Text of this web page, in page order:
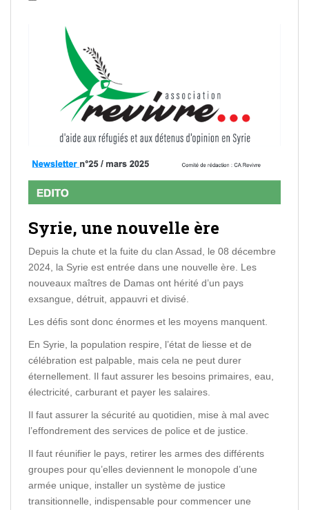
Syrie, une nouvelle ère
Depuis la chute et la fuite du clan Assad, le 08 décembre
2024, la Syrie est entrée dans une nouvelle ère. Les
nouveaux maîtres de Damas ont hérité d’un pays
exsangue, détruit, appauvri et divisé.
Les défis sont donc énormes et les moyens manquent.
En Syrie, la population respire, l’état de liesse et de
célébration est palpable, mais cela ne peut durer
éternellement. Il faut assurer les besoins primaires, eau,
électricité, carburant et payer les salaires.
Il faut assurer la sécurité au quotidien, mise à mal avec
l’effondrement des services de police et de justice.
Il faut réunifier le pays, retirer les armes des différents
groupes pour qu’elles deviennent le monopole d’une
armée unique, installer un système de justice
transitionnelle, indispensable pour commencer une